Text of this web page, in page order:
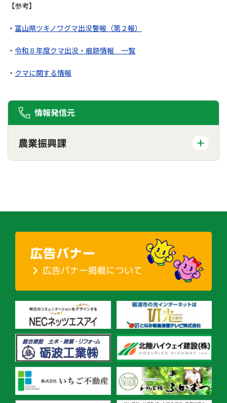
【参考】
・ 富山県ツキノワグマ出没警報（第２報）
・ 令和８年度クマ出没・痕跡情報 一覧
・ クマに関する情報
情報発信元
農業振興課